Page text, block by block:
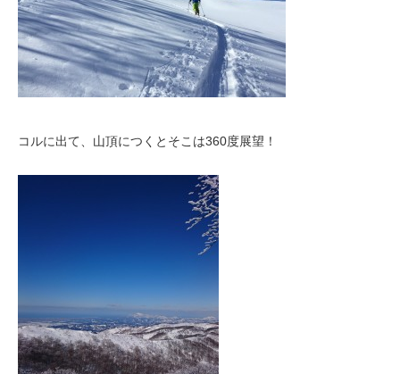
コルに出て、山頂につくとそこは360度展望！